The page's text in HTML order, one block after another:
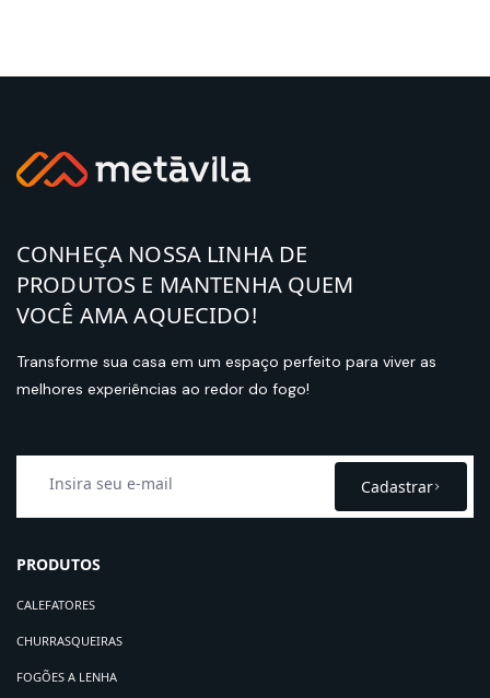
CONHEÇA NOSSA LINHA DE
PRODUTOS E MANTENHA QUEM
VOCÊ AMA AQUECIDO!
Transforme sua casa em um espaço perfeito para viver as
melhores experiências ao redor do fogo!
Cadastrar
PRODUTOS
CALEFATORES
CHURRASQUEIRAS
FOGÕES A LENHA